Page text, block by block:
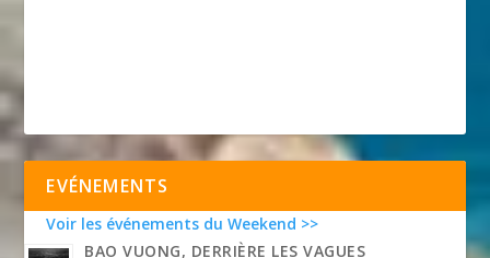
EVÉNEMENTS
Voir les événements du Weekend >>
BAO VUONG, DERRIÈRE LES VAGUES